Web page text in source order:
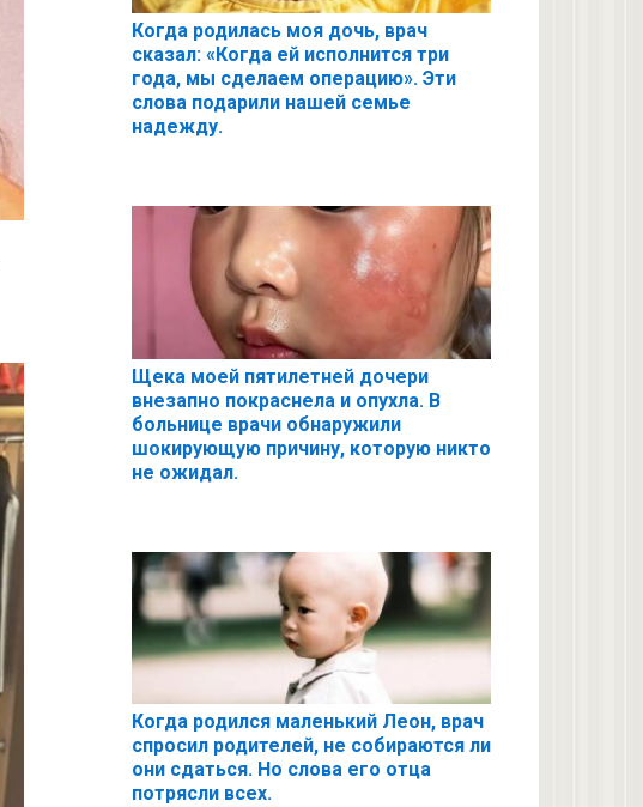
Когда родилась моя дочь, врач
сказал: «Когда ей исполнится три
года, мы сделаем операцию». Эти
слова подарили нашей семье
надежду.
Щека моей пятилетней дочери
внезапно покраснела и опухла. В
больнице врачи обнаружили
шокирующую причину, которую никто
не ожидал.
Когда родился маленький Леон, врач
спросил родителей, не собираются ли
они сдаться. Но слова его отца
потрясли всех.